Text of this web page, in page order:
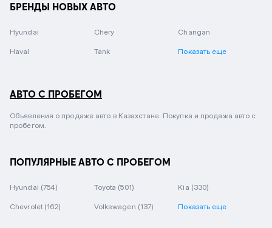
БРЕНДЫ НОВЫХ АВТО
Hyundai Chery Changan
Haval Tank Показать еще
АВТО С ПРОБЕГОМ
Объявления о продаже авто в Казахстане. Покупка и продажа авто с
пробегом.
ПОПУЛЯРНЫЕ АВТО С ПРОБЕГОМ
Hyundai (754) Toyota (501) Kia (330)
Chevrolet (162) Volkswagen (137) Показать еще